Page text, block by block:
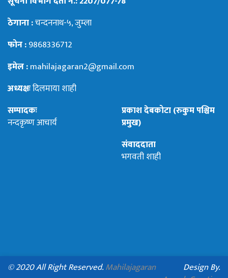
ठेगाना :चन्दननाथ-५, जुम्ला
फोन :9868336712
इमेल :mahilajagaran2@gmail.com
अध्यक्षःदिलमाया शाही
सम्पादकः
नन्दकृष्ण आचार्य
प्रकाश देबकोटा (रुकुम पश्चिम
प्रमुख)
संवाददाता
भगवती शाही
© 2020 All Right Reserved.Mahilajagaran
Design By.